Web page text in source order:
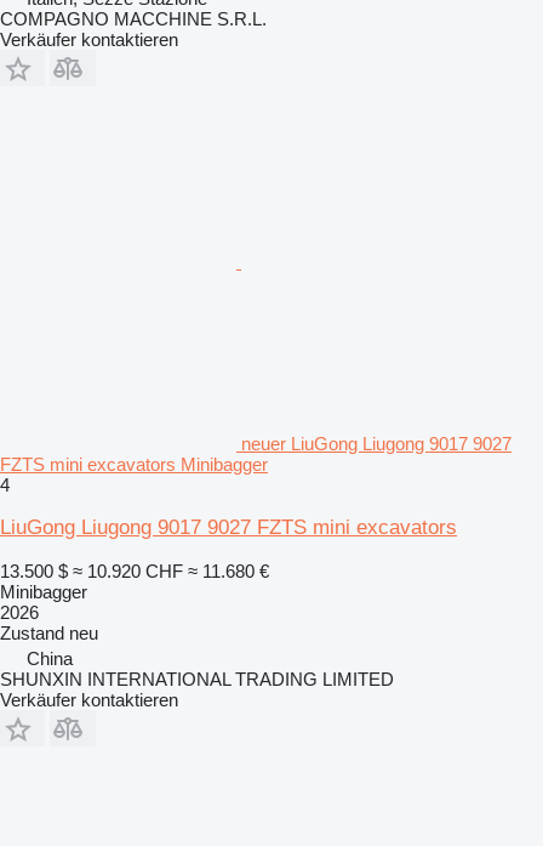
COMPAGNO MACCHINE S.R.L.
Verkäufer kontaktieren
neuer LiuGong Liugong 9017 9027
FZTS mini excavators Minibagger
4
LiuGong Liugong 9017 9027 FZTS mini excavators
13.500 $ ≈ 10.920 CHF ≈ 11.680 €
Minibagger
2026
Zustand neu
China
SHUNXIN INTERNATIONAL TRADING LIMITED
Verkäufer kontaktieren